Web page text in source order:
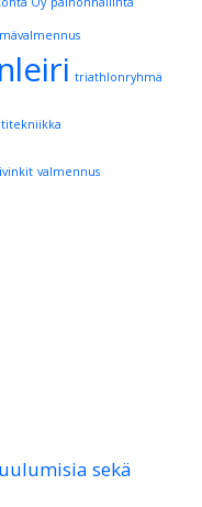
triathlonryhmä
valmennus
sekä